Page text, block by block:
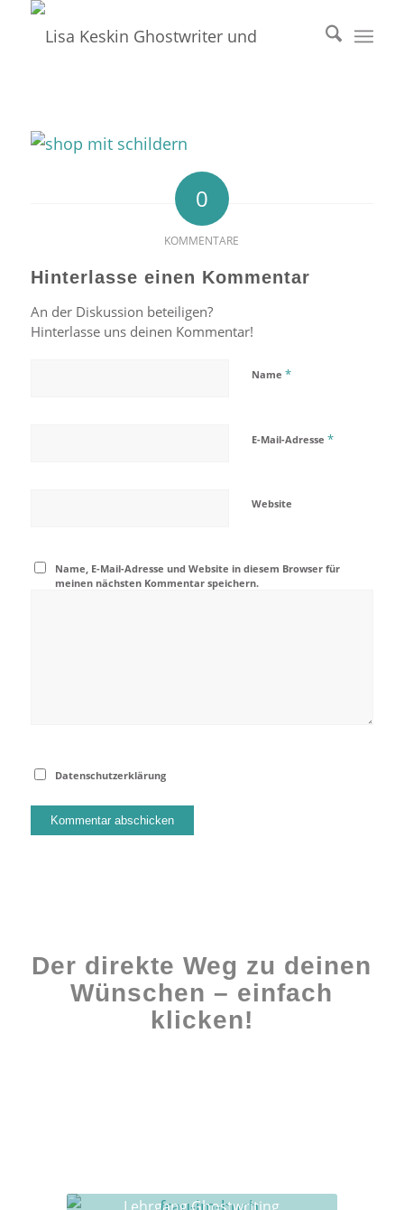
0
KOMMENTARE
Hinterlasse einen Kommentar
An der Diskussion beteiligen?
Hinterlasse uns deinen Kommentar!
Name *
E-Mail-Adresse *
Website
Name, E-Mail-Adresse und Website in diesem Browser für
meinen nächsten Kommentar speichern.
Datenschutzerklärung
Der direkte Weg zu deinen
Wünschen – einfach
klicken!
Lehrgang Ghostwriting